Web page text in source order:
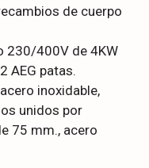
de cuerpo
230/400V de 4KW
AEG patas.
inoxidable,
unidos por
75 mm., acero